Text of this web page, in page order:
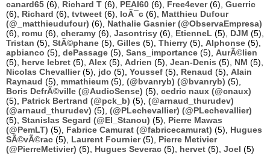
canard65 (6), Richard T (6), PEAI60 (6), Free4ever(6), Guerric
(6), Richard (6), tvtweet (6), loÃ¯c (6), Matthieu Dufour
(@_matthieudufour) (6), Nathalie Gasnier (@ObservaEmpresa)
(6), romu (6), cheramy (6), Jasontrisy (6), EtienneL (5), DJM (5),
Tristan (5), StÃ©phane (5), Gilles (5), Thierry (5), Alphonse (5),
apbianco (5), dePassage (5), Sans_importance (5), AurÃ©lien
(5), herve lebret (5), Alex (5), Adrien (5), Jean-Denis (5), NM (5),
Nicolas Chevallier(5), jdo (5), Youssef (5), Renaud (5), Alain
Raynaud (5), mmathieum (5), (@bvanryb) (@bvanryb) (5),
Boris DefrÃ©ville (@AudioSense) (5), cedric naux (@cnaux)
(5), Patrick Bertrand (@pck_b) (5), (@arnaud_thurudev)
(@arnaud_thurudev) (5), (@PLechevallier) (@PLechevallier)
(5), Stanislas Segard (@El_Stanou) (5), Pierre Mawas
(@PemLT) (5), Fabrice Camurat (@fabricecamurat) (5), Hugues
SÃ©vÃ©rac (5), Laurent Fournier(5), Pierre Metivier
(@PierreMetivier) (5), Hugues Severac (5), hervet (5), Joel (5)